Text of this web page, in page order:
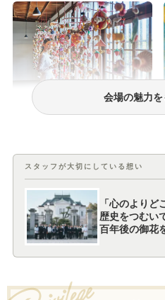
フォトウェディング・前撮り
会場の魅力
スタッフが大切にしている想い
「心のよりど
歴史をつむい
百年後の御花